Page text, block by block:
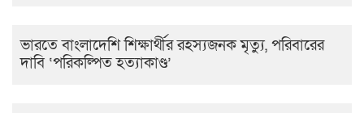
ভারতে বাংলাদেশি শিক্ষার্থীর রহস্যজনক মৃত্যু, পরিবারের
দাবি ‘পরিকল্পিত হত্যাকাণ্ড’